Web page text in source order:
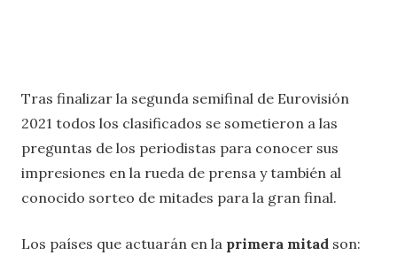
Tras finalizar la segunda semifinal de Eurovisión
2021 todos los clasificados se sometieron a las
preguntas de los periodistas para conocer sus
impresiones en la rueda de prensa y también al
conocido sorteo de mitades para la gran final.
Los países que actuarán en la primera mitad son: